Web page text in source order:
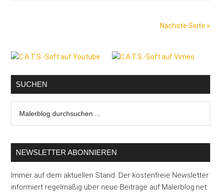
Die
und
für
geht
die
nächste
Nächste Seite »
Seitenspalte
SUCHEN
durchsuchen
NEWSLETTER ABONNIEREN
Immer auf dem aktuellen Stand. Der kostenfreie Newsletter
informiert regelmäßig über neue Beiträge auf Malerblog.net.